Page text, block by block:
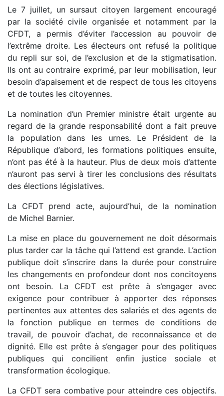
Le 7 juillet, un sursaut citoyen largement encouragé
par la société civile organisée et notamment par la
CFDT, a permis d’éviter l’accession au pouvoir de
l’extrême droite. Les électeurs ont refusé la politique
du repli sur soi, de l’exclusion et de la stigmatisation.
Ils ont au contraire exprimé, par leur mobilisation, leur
besoin d’apaisement et de respect de tous les citoyens
et de toutes les citoyennes.
La nomination d’un Premier ministre était urgente au
regard de la grande responsabilité dont a fait preuve
la population dans les urnes. Le Président de la
République d’abord, les formations politiques ensuite,
n’ont pas été à la hauteur. Plus de deux mois d’attente
n’auront pas servi à tirer les conclusions des résultats
des élections législatives.
La CFDT prend acte, aujourd’hui, de la nomination
de Michel Barnier.
La mise en place du gouvernement ne doit désormais
plus tarder car la tâche qui l’attend est grande. L’action
publique doit s’inscrire dans la durée pour construire
les changements en profondeur dont nos concitoyens
ont besoin. La CFDT est prête à s’engager avec
exigence pour contribuer à apporter des réponses
pertinentes aux attentes des salariés et des agents de
la fonction publique en termes de conditions de
travail, de pouvoir d’achat, de reconnaissance et de
dignité. Elle est prête à s’engager pour des politiques
publiques qui concilient enfin justice sociale et
transformation écologique.
La CFDT sera combative pour atteindre ces objectifs.